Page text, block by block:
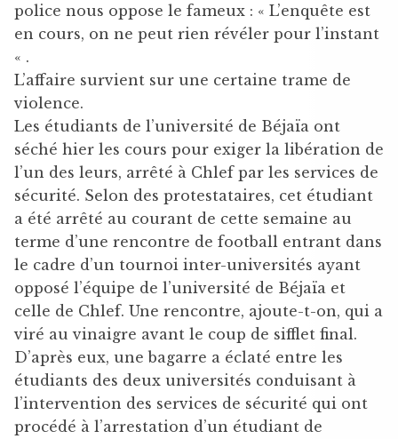
police nous oppose le fameux : « L’enquête est
en cours, on ne peut rien révéler pour l’instant
« .
L’affaire survient sur une certaine trame de
violence.
Les étudiants de l’université de Béjaïa ont
séché hier les cours pour exiger la libération de
l’un des leurs, arrêté à Chlef par les services de
sécurité. Selon des protestataires, cet étudiant
a été arrêté au courant de cette semaine au
terme d’une rencontre de football entrant dans
le cadre d’un tournoi inter-universités ayant
opposé l’équipe de l’université de Béjaïa et
celle de Chlef. Une rencontre, ajoute-t-on, qui a
viré au vinaigre avant le coup de sifflet final.
D’après eux, une bagarre a éclaté entre les
étudiants des deux universités conduisant à
l’intervention des services de sécurité qui ont
procédé à l’arrestation d’un étudiant de